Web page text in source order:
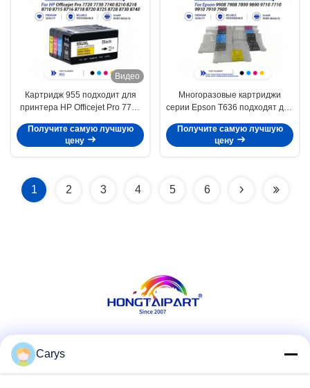
Видео
Картридж 955 подходит для
принтера HP Officejet Pro 7740
Получите самую лучшую
цену
Многоразовые картриджи
серии Epson T636 подходят для
Получите самую лучшую
цену
1 2 3 4 5 6
Carys